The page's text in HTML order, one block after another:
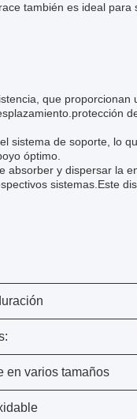
también es ideal
que proporcionan
sistema de soporte, lo
óptimo.
absorber y dispersar la
sistemas.Este
en varios tamaños